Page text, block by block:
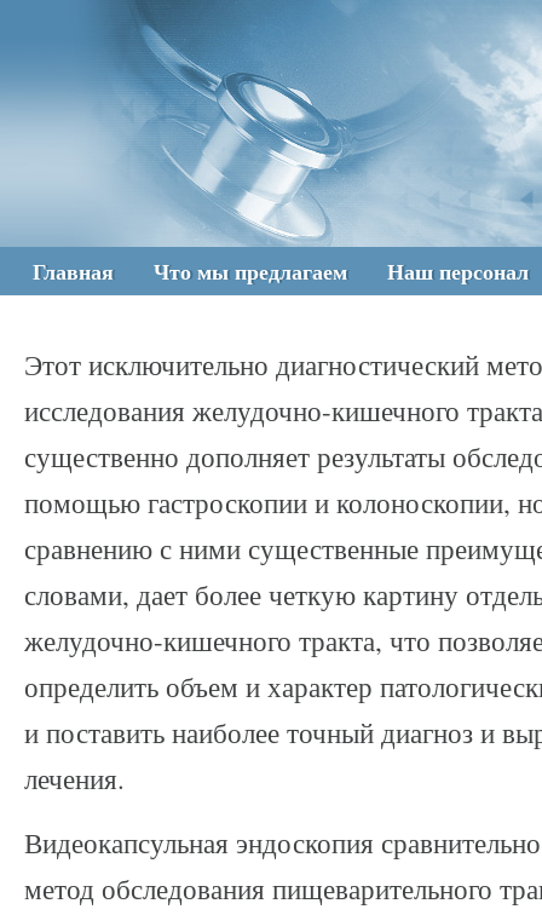
Главная Что мы предлагаем Наш персонал
Этот исключительно диагностический
исследования желудочно-кишечного
существенно дополняет результаты
помощью гастроскопии и колоноскопии,
сравнению с ними существенные
словами, дает более четкую картину
желудочно-кишечного тракта, что
определить объем и характер
и поставить наиболее точный диагноз и
лечения.
Видеокапсульная эндоскопия
метод обследования пищеварительного